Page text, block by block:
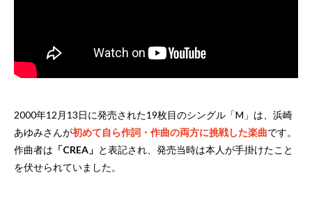
2000年12月13日に発売された19枚目のシングル「M」は、浜崎
あゆみさんが初めて自ら作詞・作曲の両方に挑戦した楽曲です。
作曲者は 「CREA」 と表記され、発売当時は本人が手掛けたこと
を伏せられていました。